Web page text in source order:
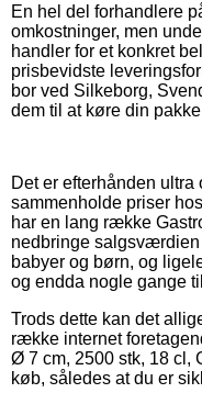
En hel del forhandlere
omkostninger, men
handler for et konkret
prisbevidste
bor ved Silkeborg,
dem til at køre din
Det er efterhånden
sammenholde priser
har en lang række
nedbringe salgsværdien
babyer og børn, og
og endda nogle gange
Trods dette kan det
række internet
Ø 7 cm, 2500 stk, 18 cl,
køb, således at du er